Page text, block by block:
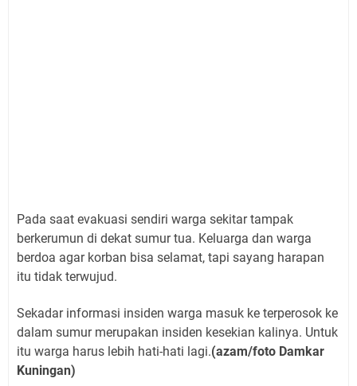
Pada saat evakuasi sendiri warga sekitar tampak
berkerumun di dekat sumur tua. Keluarga dan warga
berdoa agar korban bisa selamat, tapi sayang harapan
itu tidak terwujud.
Sekadar informasi insiden warga masuk ke terperosok ke
dalam sumur merupakan insiden kesekian kalinya. Untuk
itu warga harus lebih hati-hati lagi.(azam/foto Damkar
Kuningan)